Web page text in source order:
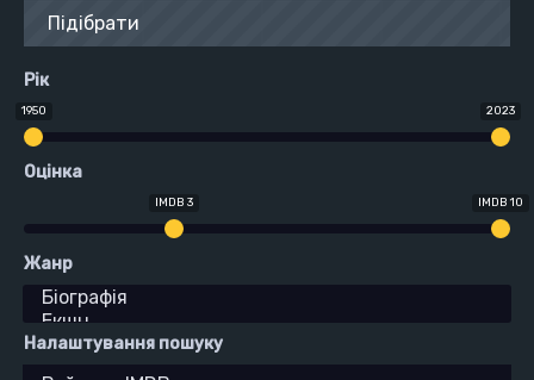
Підібрати
Рік
1950 2023
Оцінка
IMDB 3 IMDB 10
Жанр
Налаштування пошуку